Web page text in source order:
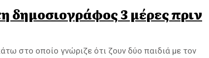
δημοσιογράφος 3 μέρες πριν
στο οποίο γνώριζε ότι ζουν δύο παιδιά με τον